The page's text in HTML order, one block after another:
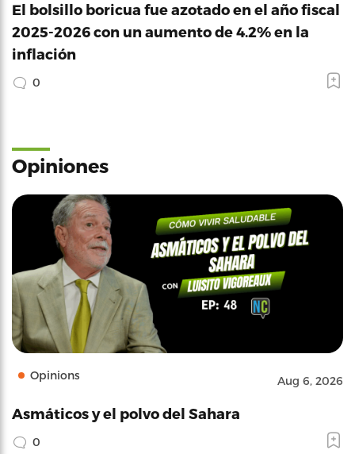
El bolsillo boricua fue azotado en el año fiscal
2025-2026 con un aumento de 4.2% en la
inflación
0
Opiniones
Opinions Aug 6, 2026
Asmáticos y el polvo del Sahara
0